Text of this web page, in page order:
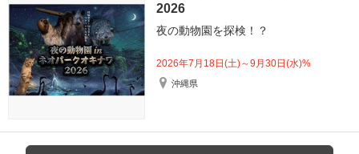
2026
夜の動物園を探検！？
2026年7月18日(土)～9月30日(水)%
沖縄県